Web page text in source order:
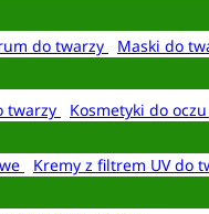
do twarzy Maski do
twarzy Kosmetyki do oczu
Kremy z filtrem UV do